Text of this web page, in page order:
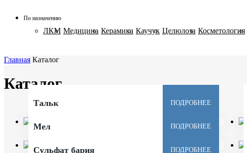
По назначению
ЛКМ Медицина Керамика Каучук Целюлоза Косметология
Главная Каталог
Каталог
Тальк ПОДРОБНЕЕ
Мел ПОДРОБНЕЕ
Сульфат бария ПОДРОБНЕЕ